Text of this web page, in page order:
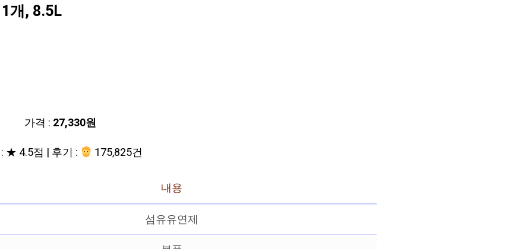
개, 8.5L
가격 : 27,330원
★ 4.5점 | 후기 :
175,825건
내용
섬유유연제